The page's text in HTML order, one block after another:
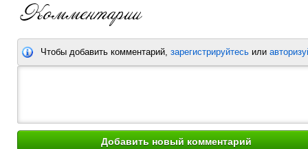
Чтобы добавить комментарий, зарегистрируйтесь или